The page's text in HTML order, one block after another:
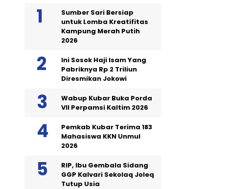
Sumber Sari Bersiap
untuk Lomba Kreatifitas
Kampung Merah Putih
2026
Ini Sosok Haji Isam Yang
Pabriknya Rp 2 Triliun
Diresmikan Jokowi
Wabup Kubar Buka Porda
VII Perpamsi Kaltim 2026
Pemkab Kubar Terima 183
Mahasiswa KKN Unmul
2026
RIP, Ibu Gembala Sidang
GGP Kalvari Sekolaq Joleq
Tutup Usia